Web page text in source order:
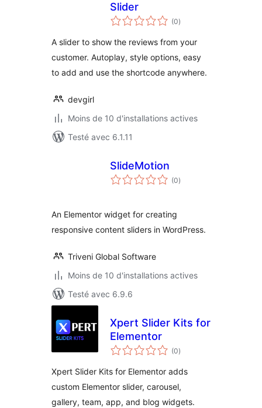
Slider
(0notes
en
)
A slider to show the reviews from your
customer. Autoplay, style options, easy
to add and use the shortcode anywhere.
devgirl
Moins de 10 d'installations actives
Testé avec 6.1.11
SlideMotion
(0notes
en
)
An Elementor widget for creating
responsive content sliders in WordPress.
Triveni Global Software
Moins de 10 d'installations actives
Testé avec 6.9.6
Xpert Slider Kits for
Elementor
(0notes
en
)
Xpert Slider Kits for Elementor adds
custom Elementor slider, carousel,
gallery, team, app, and blog widgets.